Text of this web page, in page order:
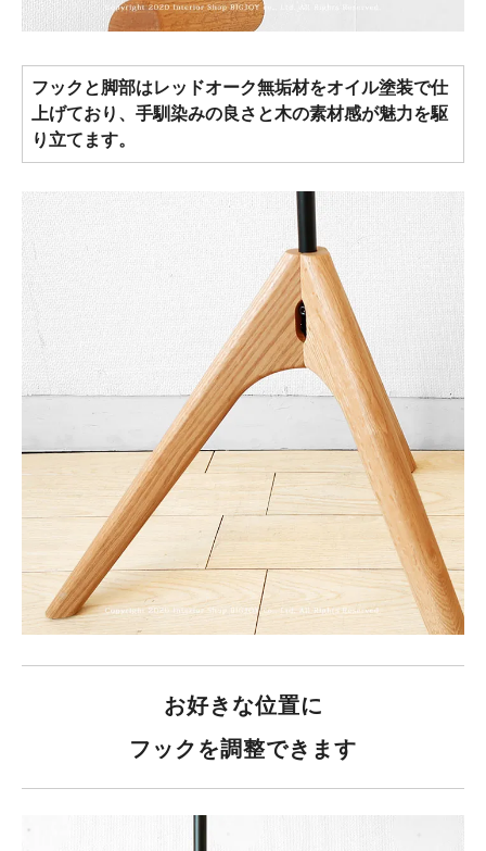
フックと脚部はレッドオーク無垢材をオイル塗装で仕
上げており、手馴染みの良さと木の素材感が魅力を駆
り立てます。
お好きな位置に
フックを調整できます